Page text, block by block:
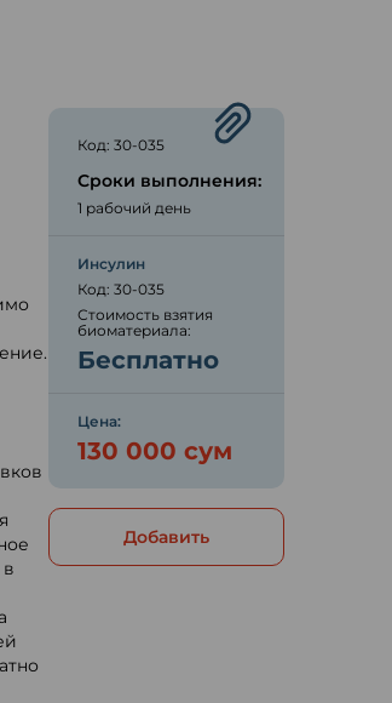
Код: 30-035
Сроки выполнения:
1 рабочий день
Инсулин
Код: 30-035
Стоимость взятия
биоматериала:
Бесплатно
Цена:
130 000 сум
Добавить